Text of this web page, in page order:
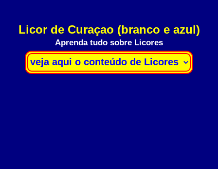
Licor de Curaçao (branco e azul)
Aprenda tudo sobre Licores